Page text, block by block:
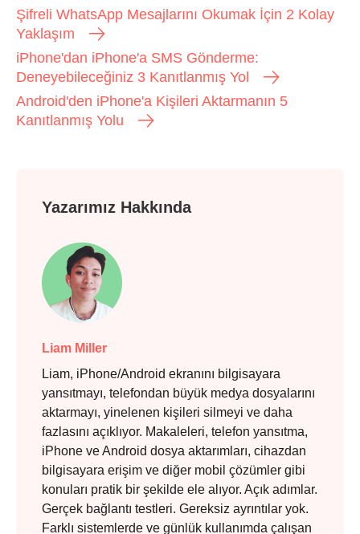
Şifreli WhatsApp Mesajlarını Okumak İçin 2 Kolay
Yaklaşım
iPhone'dan iPhone'a SMS Gönderme:
Deneyebileceğiniz 3 Kanıtlanmış Yol
Android'den iPhone'a Kişileri Aktarmanın 5
Kanıtlanmış Yolu
Yazarımız Hakkında
Liam Miller
Liam, iPhone/Android ekranını bilgisayara
yansıtmayı, telefondan büyük medya dosyalarını
aktarmayı, yinelenen kişileri silmeyi ve daha
fazlasını açıklıyor. Makaleleri, telefon yansıtma,
iPhone ve Android dosya aktarımları, cihazdan
bilgisayara erişim ve diğer mobil çözümler gibi
konuları pratik bir şekilde ele alıyor. Açık adımlar.
Gerçek bağlantı testleri. Gereksiz ayrıntılar yok.
Farklı sistemlerde ve günlük kullanımda çalışan